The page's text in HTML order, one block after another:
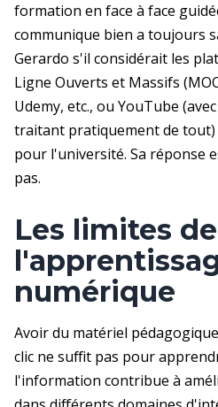
formation en face à face
communique bien a toujours
Gerardo s'il considérait les
Ligne Ouverts et Massifs
Udemy, etc., ou YouTube
traitant pratiquement de tout)
pour l'université. Sa réponse
pas.
Les limites de
numérique
Avoir du matériel
clic ne suffit pas pour
l'information contribue à